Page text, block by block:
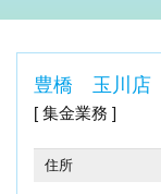
豊橋 玉川店
集金業務
住所